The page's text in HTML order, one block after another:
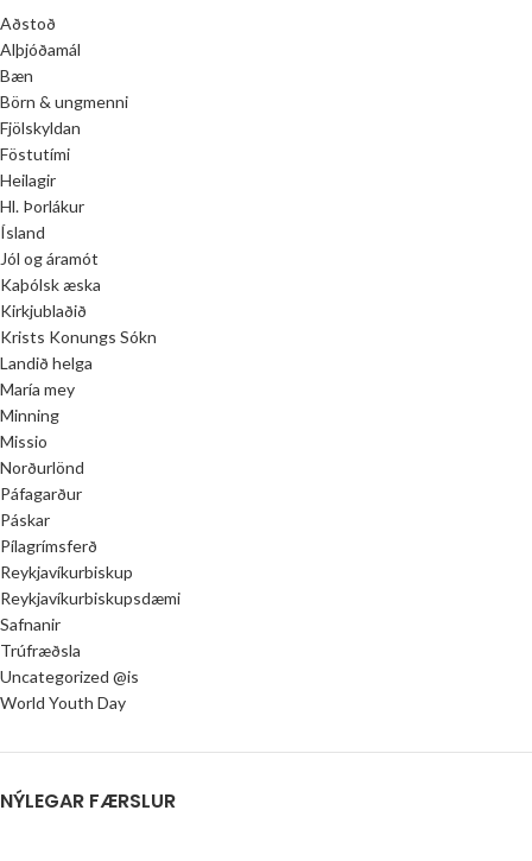
Aðstoð
Alþjóðamál
Bæn
Börn & ungmenni
Fjölskyldan
Föstutími
Heilagir
Hl. Þorlákur
Ísland
Jól og áramót
Kaþólsk æska
Kirkjublaðið
Krists Konungs Sókn
Landið helga
María mey
Minning
Missio
Norðurlönd
Páfagarður
Páskar
Pílagrímsferð
Reykjavíkurbiskup
Reykjavíkurbiskupsdæmi
Safnanir
Trúfræðsla
Uncategorized @is
World Youth Day
NÝLEGAR FÆRSLUR